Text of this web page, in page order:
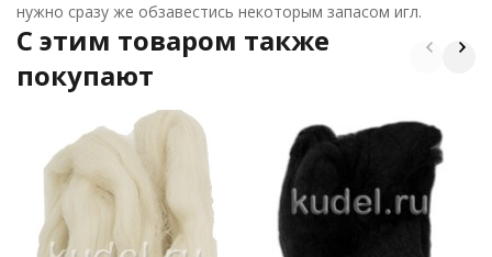
нужно сразу же обзавестись некоторым запасом игл.
C этим товаром также
покупают